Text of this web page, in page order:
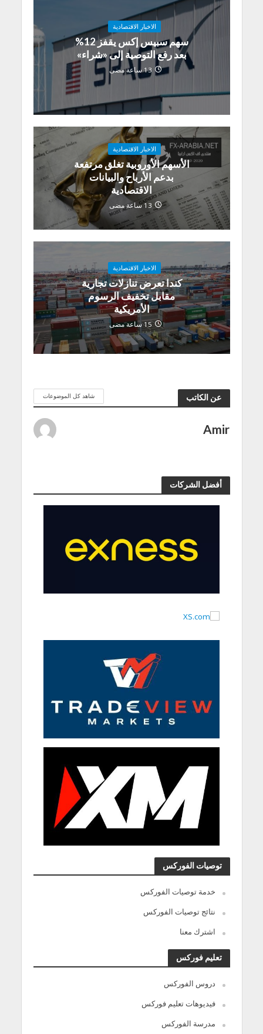
الاخبار الاقتصادية
سهم سبيس إكس يقفز 12%
بعد رفع التوصية إلى «شراء»
13 ساعة مضى
الاخبار الاقتصادية
الأسهم الأوروبية تغلق مرتفعة
بدعم الأرباح والبيانات
الاقتصادية
13 ساعة مضى
الاخبار الاقتصادية
كندا تعرض تنازلات تجارية
مقابل تخفيف الرسوم
الأمريكية
15 ساعة مضى
عن الكاتب شاهد كل الموضوعات
Amir
أفضل الشركات
توصيات الفوركس
خدمة توصيات الفوركس
نتائج توصيات الفوركس
اشترك معنا
تعليم فوركس
دروس الفوركس
فيديوهات تعليم فوركس
مدرسة الفوركس